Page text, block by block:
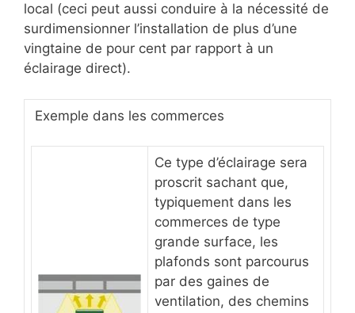
local (ceci peut aussi conduire à la nécessité de
surdimensionner l’installation de plus d’une
vingtaine de pour cent par rapport à un
éclairage direct).
Exemple dans les commerces
Ce type d’éclairage sera
proscrit sachant que,
typiquement dans les
commerces de type
grande surface, les
plafonds sont parcourus
par des gaines de
ventilation, des chemins